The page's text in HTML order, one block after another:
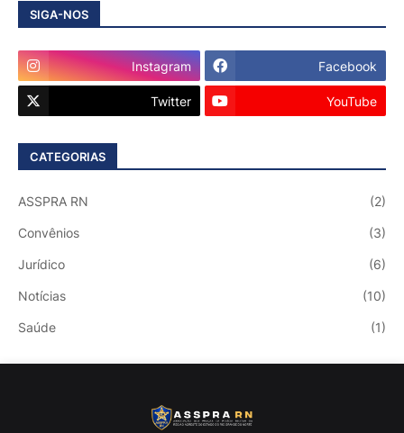
SIGA-NOS
Instagram Facebook
Twitter YouTube
CATEGORIAS
ASSPRA RN (2)
Convênios (3)
Jurídico (6)
Notícias (10)
Saúde (1)